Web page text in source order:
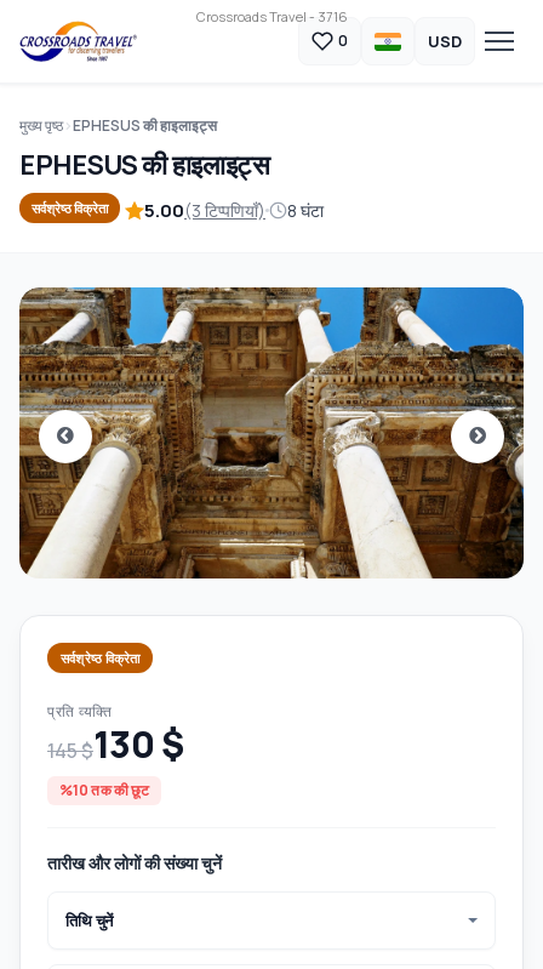
Crossroads Travel - 3716
0 USD
मुख्य पृष्ठ EPHESUS की हाइलाइट्स
EPHESUS की हाइलाइट्स
सर्वश्रेष्ठ विक्रेता 5.00(3 टिप्पणियाँ) 8 घंटा
सर्वश्रेष्ठ विक्रेता
प्रति व्यक्ति
145 $130 $
%10 तक की छूट
तारीख और लोगों की संख्या चुनें
तिथि चुनें